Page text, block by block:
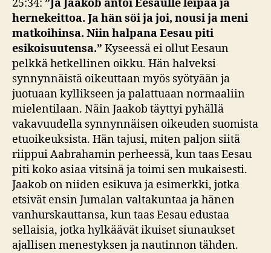
25:34: ”Ja Jaakob antoi Eesaulle leipää ja
hernekeittoa. Ja hän söi ja joi, nousi ja meni
matkoihinsa. Niin halpana Eesau piti
esikoisuutensa.” Kyseessä ei ollut Eesaun
pelkkä hetkellinen oikku. Hän halveksi
synnynnäistä oikeuttaan myös syötyään ja
juotuaan kyllikseen ja palattuaan normaaliin
mielentilaan. Näin Jaakob täyttyi pyhällä
vakavuudella synnynnäisen oikeuden suomista
etuoikeuksista. Hän tajusi, miten paljon siitä
riippui Aabrahamin perheessä, kun taas Eesau
piti koko asiaa vitsinä ja toimi sen mukaisesti.
Jaakob on niiden esikuva ja esimerkki, jotka
etsivät ensin Jumalan valtakuntaa ja hänen
vanhurskauttansa, kun taas Eesau edustaa
sellaisia, jotka hylkäävät ikuiset siunaukset
ajallisen menestyksen ja nautinnon tähden.